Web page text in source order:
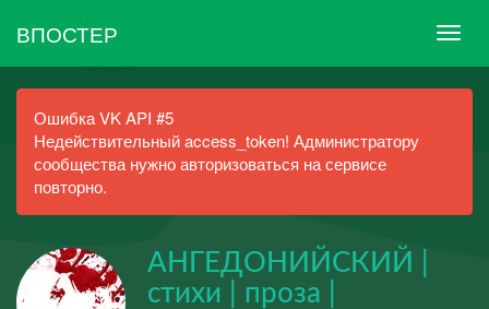
ВПОСТЕР
Ошибка VK API #5
Недействительный access_token! Администратору
сообщества нужно авторизоваться на сервисе
повторно.
АНГЕДОНИЙСКИЙ |
стихи | проза |